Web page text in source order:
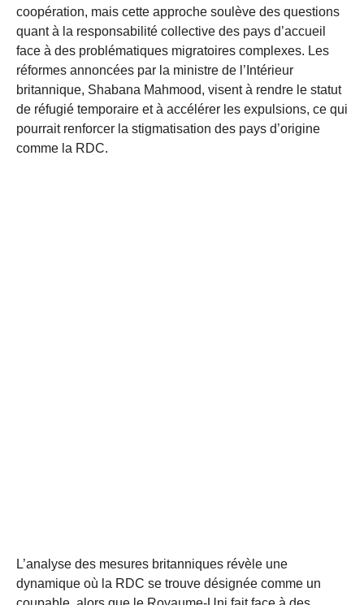
coopération, mais cette approche soulève des questions
quant à la responsabilité collective des pays d’accueil
face à des problématiques migratoires complexes. Les
réformes annoncées par la ministre de l’Intérieur
britannique, Shabana Mahmood, visent à rendre le statut
de réfugié temporaire et à accélérer les expulsions, ce qui
pourrait renforcer la stigmatisation des pays d’origine
comme la RDC.
L’analyse des mesures britanniques révèle une
dynamique où la RDC se trouve désignée comme un